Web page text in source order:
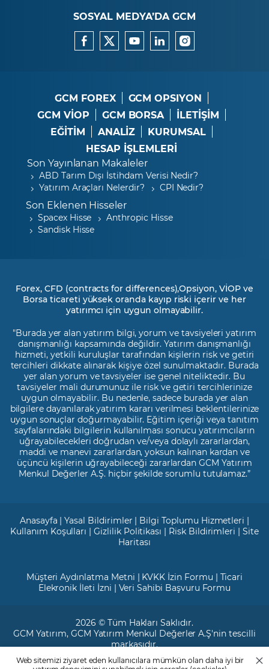
SOSYAL MEDYA’DA GCM
GCM FOREX
GCM OPSIYON
GCM VİOP
GCM BORSA
İLETİŞİM
EĞİTİM
ANALİZ
KURUMSAL
HESAP İŞLEMLERİ
Son Yayınlanan Makaleler
ABD Tarım Dışı İstihdam Verisi Nedir?
Yatırım Araçları Nelerdir?
CPI Nedir?
Son Eklenen Hisseler
Spacex Hisse
Anthropic Hisse
Sandisk Hisse
Forex, CFD (contracts for differences),Opsiyon, VİOP ve
Borsa ticareti yüksek oranda kayıp riski içerir ve her
yatırımcı için uygun olmayabilir.
"Burada yer alan yatırım bilgi, yorum ve tavsiyeleri yatırım
danışmanlığı kapsamında değildir. Yatırım danışmanlığı
hizmeti, yetkili kuruluşlar tarafından kişilerin risk ve getiri
tercihleri dikkate alınarak kişiye özel sunulmaktadır. Burada
yer alan yorum ve tavsiyeler ise genel niteliktedir. Bu
tavsiyeler mali durumunuz ile risk ve getiri tercihlerinize
uygun olmayabilir. Bu nedenle, sadece burada yer alan
bilgilere dayanılarak yatırım kararı verilmesi beklentilerinize
uygun sonuçlar doğurmayabilir. Eğitim içeriği veya tanıtım
sayfalarındaki bilgilerin kullanılması sonucu yatırımcıların
uğrayabilecekleri doğrudan ve/veya dolaylı zararlardan,
maddi ve manevi zararlardan, yoksun kalınan kardan ve
üçüncü kişilerin uğrayabileceği zararlardan GCM Yatırım
Menkul Değerler A.Ş. hiçbir şekilde sorumlu tutulamaz.”
Anasayfa |Yasal Bildirimler | Bilgi Toplumu Hizmetleri |
Kullanım Koşulları |Gizlilik Politikası | Risk Bildirimleri |Site
Haritası
Müşteri Aydınlatma Metni | KVKK İzin Formu | Ticari
Elekronik İleti İzni | Veri Sahibi Başvuru Formu
2026 © Tüm Hakları Saklıdır.
GCM Yatırım, GCM Yatırım Menkul Değerler A.Ş'nin tescilli
markasıdır.
Web sitemizi ziyaret eden kullanıcılara mümkün olan daha iyi bir